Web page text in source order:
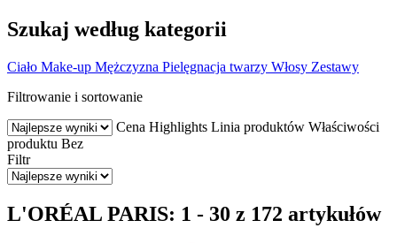
Szukaj według kategorii
Ciało Make-up Mężczyzna Pielęgnacja twarzy Włosy Zestawy
Filtrowanie i sortowanie
Cena Highlights Linia produktów Właściwości
produktu Bez
Filtr
L'ORÉAL PARIS: 1 - 30 z 172 artykułów